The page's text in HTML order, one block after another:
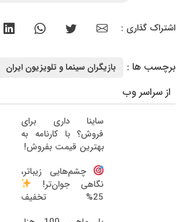
اشتراک گذاری :
برچسب ها : بازیگران سینما و تلویزیون ایران
از سراسر وب
ساینا داری برای
فروش؟ با کارنامه به
بهترین قیمت بفروش!
چشم‌هایی زیباتر،
نگاهی جوان‌تر!
25% تخفیف